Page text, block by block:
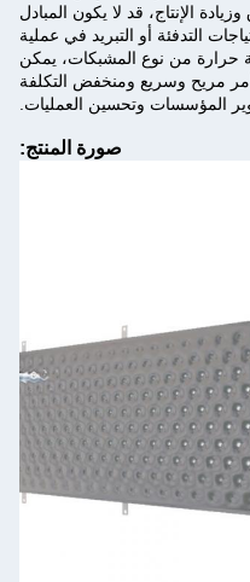
الإنتاج، قد لا يكون المبادل
التدفئة أو التبريد في عملية
حرارة من نوع المشبكات، يمكن
مريح وسريع ومنخفض التكلفة
المؤسسات وتحسين العمليات.
صورة المنتج: